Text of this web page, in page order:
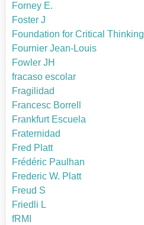
Forney E.
Foster J
Foundation for Critical Thinking
Fournier Jean-Louis
Fowler JH
fracaso escolar
Fragilidad
Francesc Borrell
Frankfurt Escuela
Fraternidad
Fred Platt
Frédéric Paulhan
Frederic W. Platt
Freud S
Friedli L
fRMI